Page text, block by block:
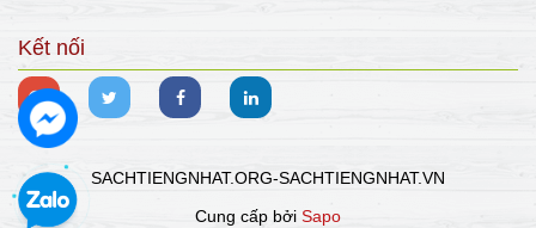
Kết nối
SACHTIENGNHAT.ORG-SACHTIENGNHAT.VN
Cung cấp bởi Sapo